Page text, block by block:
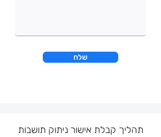
שלח
תהליך קבלת אישור ניתוק תושבות